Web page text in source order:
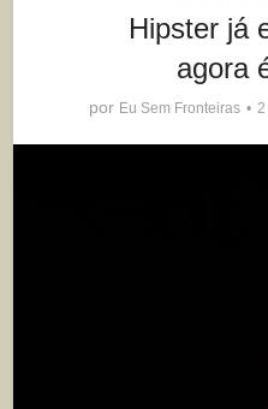
Hipster já
agora
por Eu Sem Fronteiras 2